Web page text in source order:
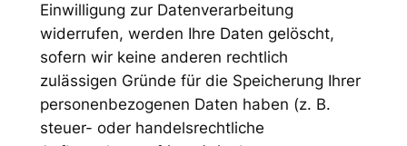
Einwilligung zur Datenverarbeitung
widerrufen, werden Ihre Daten gelöscht,
sofern wir keine anderen rechtlich
zulässigen Gründe für die Speicherung Ihrer
personenbezogenen Daten haben (z. B.
steuer- oder handelsrechtliche